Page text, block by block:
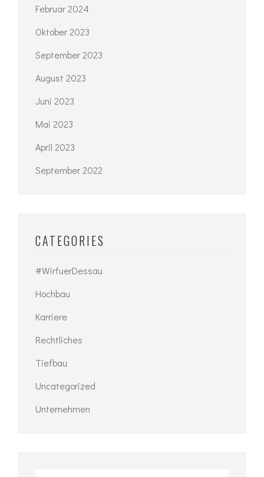
Februar 2024
Oktober 2023
September 2023
August 2023
Juni 2023
Mai 2023
April 2023
September 2022
CATEGORIES
#WirfuerDessau
Hochbau
Karriere
Rechtliches
Tiefbau
Uncategorized
Unternehmen